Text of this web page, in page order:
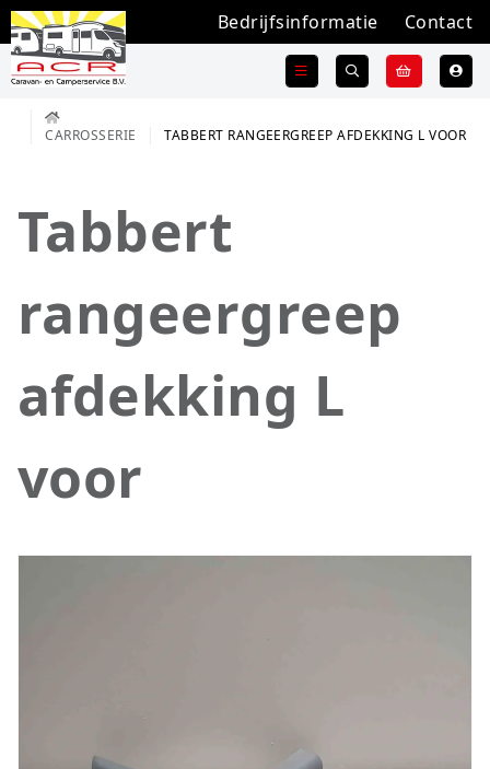
Bedrijfsinformatie Contact
CARROSSERIE TABBERT RANGEERGREEP AFDEKKING L VOOR
Tabbert
rangeergreep
afdekking L
voor